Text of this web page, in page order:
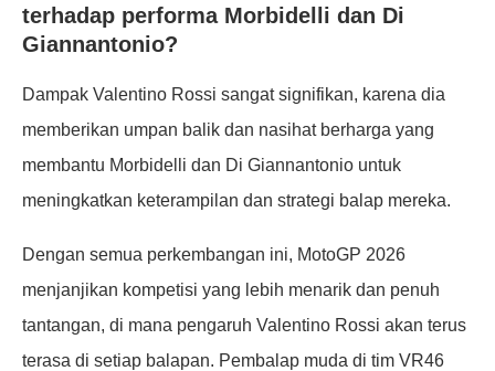
terhadap performa Morbidelli dan Di
Giannantonio?
Dampak Valentino Rossi sangat signifikan, karena dia
memberikan umpan balik dan nasihat berharga yang
membantu Morbidelli dan Di Giannantonio untuk
meningkatkan keterampilan dan strategi balap mereka.
Dengan semua perkembangan ini, MotoGP 2026
menjanjikan kompetisi yang lebih menarik dan penuh
tantangan, di mana pengaruh Valentino Rossi akan terus
terasa di setiap balapan. Pembalap muda di tim VR46